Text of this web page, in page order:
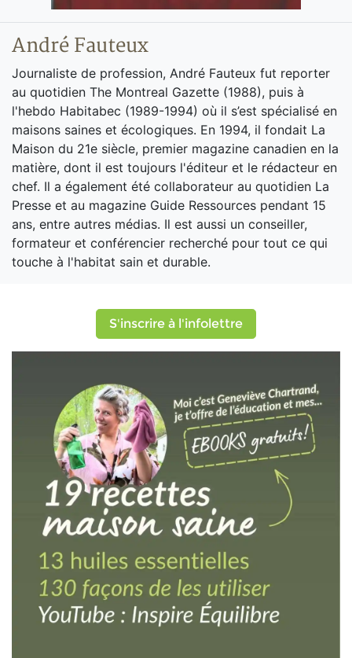
André Fauteux
Journaliste de profession, André Fauteux fut reporter
au quotidien The Montreal Gazette (1988), puis à
l'hebdo Habitabec (1989-1994) où il s’est spécialisé en
maisons saines et écologiques. En 1994, il fondait La
Maison du 21e siècle, premier magazine canadien en la
matière, dont il est toujours l'éditeur et le rédacteur en
chef. Il a également été collaborateur au quotidien La
Presse et au magazine Guide Ressources pendant 15
ans, entre autres médias. Il est aussi un conseiller,
formateur et conférencier recherché pour tout ce qui
touche à l'habitat sain et durable.
S'inscrire à l'infolettre